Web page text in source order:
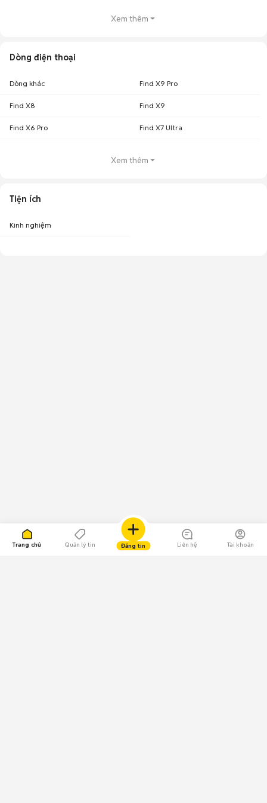
Trang chủ Quản lý tin Đăng tin Liên hệ Tài khoản
Phiên bản cao cấp giúp bạn sử dụng máy
Xem thêm
Dòng điện thoại
Dòng khác Find X9 Pro
Find X8 Find X9
Find X6 Pro Find X7 Ultra
Xem thêm
Tiện ích
Kinh nghiệm